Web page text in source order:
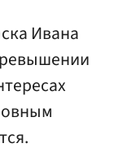
Ивана